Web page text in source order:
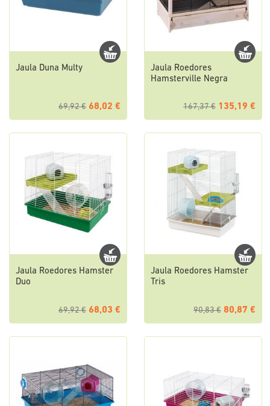
Jaula Duna Multy
69,92 € 68,02 €
Jaula Roedores
Hamsterville Negra
167,37 € 135,19 €
Jaula Roedores Hamster
Duo
69,92 € 68,03 €
Jaula Roedores Hamster
Tris
90,83 € 80,87 €